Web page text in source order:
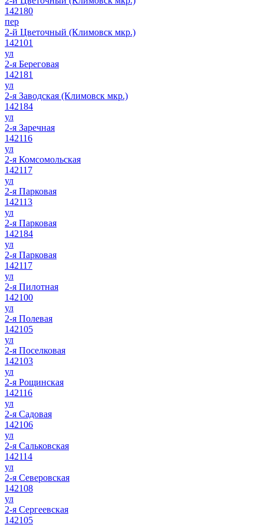
142180
пер
2-й Цветочный (Климовск мкр.)
142101
ул
2-я Береговая
142181
ул
2-я Заводская (Климовск мкр.)
142184
ул
2-я Заречная
142116
ул
2-я Комсомольская
142117
ул
2-я Парковая
142113
ул
2-я Парковая
142184
ул
2-я Парковая
142117
ул
2-я Пилотная
142100
ул
2-я Полевая
142105
ул
2-я Поселковая
142103
ул
2-я Рощинская
142116
ул
2-я Садовая
142106
ул
2-я Сальковская
142114
ул
2-я Северовская
142108
ул
2-я Сергеевская
142105